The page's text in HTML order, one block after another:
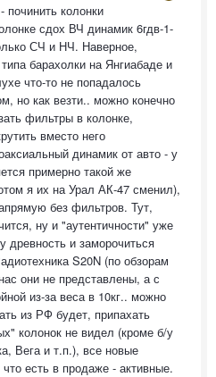
колонки
сдох ВЧ динамик 6гдв-1-
СЧ и НЧ. Наверное,
барахолки на Янгиабаде и
что-то не попадалось
но как везти.. можно конечно
фильтры в колонке,
вместо него
динамик от авто - у
примерно такой же
я их на Урал АК-47 сменил),
без фильтров. Тут,
ну и "аутентичности" уже
древность и заморочиться
S20N (по обзорам
они не представлены, а с
из-за веса в 10кг.. можно
из РФ будет, припахать
колонок не видел (кроме б/у
Вега и т.п.), все новые
есть в продаже - активные.